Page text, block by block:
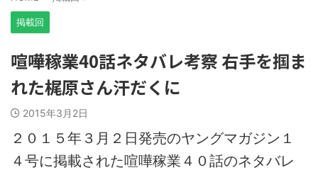
掲載回
喧嘩稼業40話ネタバレ考察 右手を掴ま
れた梶原さん汗だくに
2015年3月2日
２０１５年３月２日発売のヤングマガジン１
４号に掲載された喧嘩稼業４０話のネタバレ